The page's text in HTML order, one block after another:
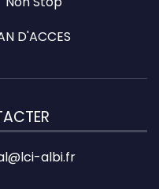
D'ACCES
albi.fr